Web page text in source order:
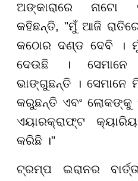
ଅଙ୍କାରାରେ ନାଟୋ
କହିଛନ୍ତି, "ମୁଁ ଆଜି
କଠୋର ଦଣ୍ଡ ଦେବି । ମୁଁ
ଦେଉଛି । ସେମାନେ
ଭାଙ୍ଗୁଛନ୍ତି । ସେମାନେ
କରୁଛନ୍ତି ଏବଂ ଲୋକଙ୍କୁ
ଏୟାରକ୍ରାଫ୍ଟ
କରିଛି ।"
ଟ୍ରମ୍ପ ଇରାନର